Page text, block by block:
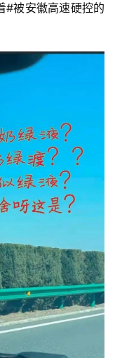
#被安徽高速硬控的